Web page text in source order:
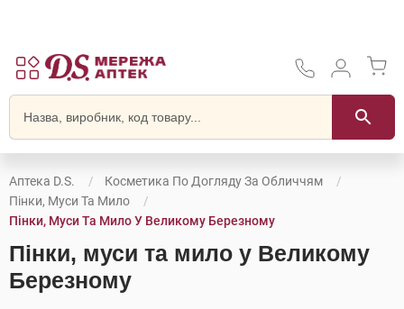
Аптека D.S.
Косметика По Догляду За Обличчям
Пінки, Муси Та Мило
Пінки, Муси Та Мило У Великому Березному
Пінки, муси та мило у Великому
Березному